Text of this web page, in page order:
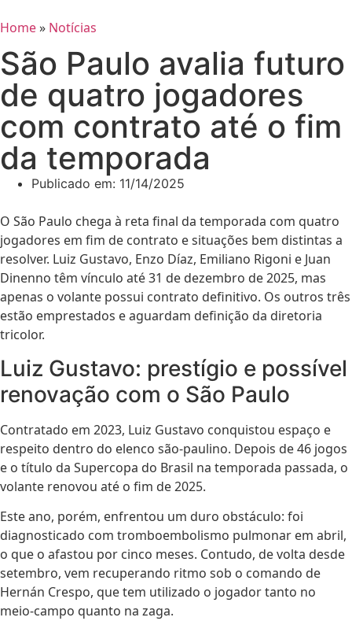
Home» Notícias
São Paulo avalia futuro
de quatro jogadores
com contrato até o fim
da temporada
Publicado em: 11/14/2025
O São Paulo chega à reta final da temporada com quatro
jogadores em fim de contrato e situações bem distintas a
resolver. Luiz Gustavo, Enzo Díaz, Emiliano Rigoni e Juan
Dinenno têm vínculo até 31 de dezembro de 2025, mas
apenas o volante possui contrato definitivo. Os outros três
estão emprestados e aguardam definição da diretoria
tricolor.
Luiz Gustavo: prestígio e possível
renovação com o São Paulo
Contratado em 2023, Luiz Gustavo conquistou espaço e
respeito dentro do elenco são-paulino. Depois de 46 jogos
e o título da Supercopa do Brasil na temporada passada, o
volante renovou até o fim de 2025.
Este ano, porém, enfrentou um duro obstáculo: foi
diagnosticado com tromboembolismo pulmonar em abril,
o que o afastou por cinco meses. Contudo, de volta desde
setembro, vem recuperando ritmo sob o comando de
Hernán Crespo, que tem utilizado o jogador tanto no
meio-campo quanto na zaga.